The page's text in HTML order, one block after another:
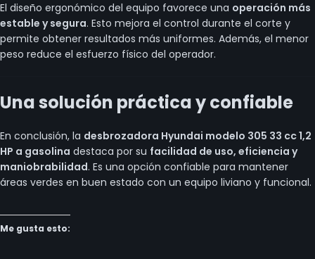
El diseño ergonómico del equipo favorece una operación más
estable y segura. Esto mejora el control durante el corte y
permite obtener resultados más uniformes. Además, el menor
peso reduce el esfuerzo físico del operador.
Una solución práctica y confiable
En conclusión, la desbrozadora Hyundai modelo 305 33 cc 1,2
HP a gasolina destaca por su facilidad de uso, eficiencia y
maniobrabilidad. Es una opción confiable para mantener
áreas verdes en buen estado con un equipo liviano y funcional.
Me gusta esto: